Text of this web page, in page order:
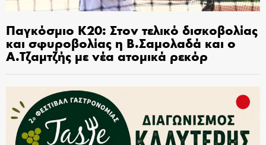
Παγκόσμιο Κ20: Στον τελικό δισκοβολίας
και σφυροβολίας η Β.Σαμολαδά και ο
Α.Τζαμτζής με νέα ατομικά ρεκόρ